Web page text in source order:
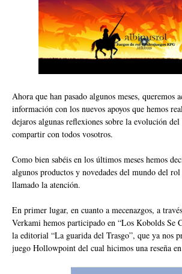
Ahora que han pasado algunos meses, queremos
información con los nuevos apoyos que hemos
dejaros algunas reflexiones sobre la evolución
compartir con todos vosotros.
Como bien sabéis en los últimos meses hemos
algunos productos y novedades del mundo del rol
llamado la atención.
En primer lugar, en cuanto a mecenazgos, a
Verkami hemos participado en “Los Kobolds Se
la editorial “La guarida del Trasgo”, que ya nos
juego Hollowpoint del cual hicimos una reseña